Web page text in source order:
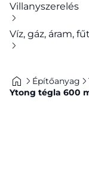
Villanyszerelés
Víz, gáz, áram,
Építőanyag
Ytong tégla 600